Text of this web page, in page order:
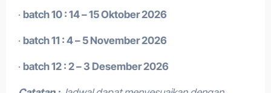
· batch 10 : 14 – 15 Oktober 2026
· batch 11 : 4 – 5 November 2026
· batch 12 : 2 – 3 Desember 2026